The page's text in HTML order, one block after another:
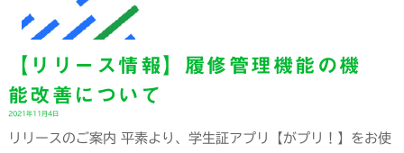
【リリース情報】履修管理機能の機
能改善について
2021年11月4日
リリースのご案内 平素より、学生証アプリ【がプリ！】をお使